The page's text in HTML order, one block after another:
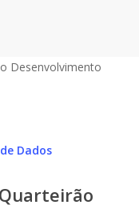
Desenvolvimento
Dados